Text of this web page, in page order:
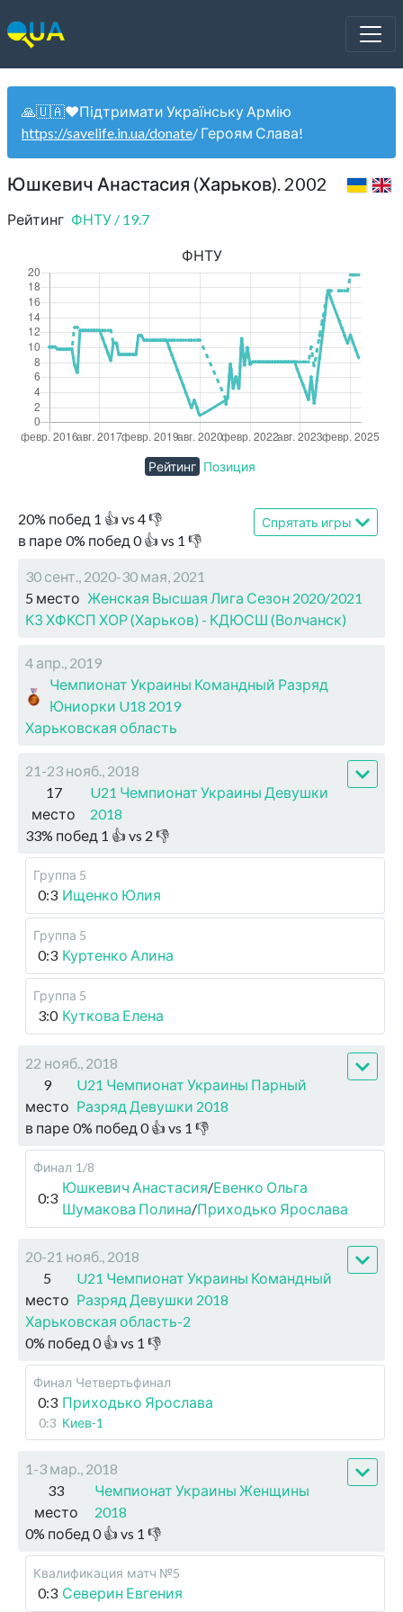
🙏🇺🇦❤️Підтримати Українську Армію
https://savelife.in.ua/donate/ Героям Слава!
Юшкевич Анастасия (Харьков). 2002
Рейтинг ФНТУ / 19.7
20% побед 1 👍 vs 4👎
в паре 0% побед 0👍 vs 1 👎
Спрятать игры
30 сент., 2020-30 мая, 2021
5 место Женская Высшая Лига Сезон 2020/2021
КЗ ХФКСП ХОР (Харьков) - КДЮСШ (Волчанск)
4 апр., 2019
Чемпионат Украины Командный Разряд
Юниорки U18 2019
Харьковская область
21-23 нояб., 2018
17
место
U21 Чемпионат Украины Девушки
2018
33% побед 1 👍 vs 2 👎
Группа 5
0:3 Ищенко Юлия
Группа 5
0:3 Куртенко Алина
Группа 5
3:0 Куткова Елена
22 нояб., 2018
9
место
U21 Чемпионат Украины Парный
Разряд Девушки 2018
в паре 0% побед 0👍 vs 1 👎
Финал 1/8
0:3
Юшкевич Анастасия/Евенко Ольга
Шумакова Полина/Приходько Ярослава
20-21 нояб., 2018
5
место
U21 Чемпионат Украины Командный
Разряд Девушки 2018
Харьковская область-2
0% побед 0👍 vs 1 👎
Финал Четвертьфинал
0:3 Приходько Ярослава
0:3 Киев-1
1-3 мар., 2018
33
место
Чемпионат Украины Женщины
2018
0% побед 0👍 vs 1 👎
Квалификация матч №5
0:3 Северин Евгения
ФНТУ
Рейтинг Позиция